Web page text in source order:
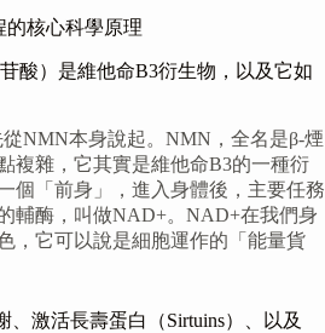
核心科學原理
酸）是維他命B3衍生物，以及它如
NMN本身說起。NMN，全名是β-煙
複雜，它其實是維他命B3的一種衍
個「前身」，進入身體後，主要任務
輔酶，叫做NAD+。NAD+在我們身
，它可以說是細胞運作的「能量貨
激活長壽蛋白（Sirtuins）、以及